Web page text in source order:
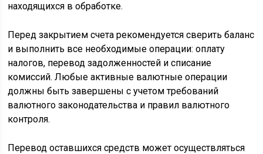
находящихся в обработке.
Перед закрытием счета рекомендуется сверить баланс
и выполнить все необходимые операции: оплату
налогов, перевод задолженностей и списание
комиссий. Любые активные валютные операции
должны быть завершены с учетом требований
валютного законодательства и правил валютного
контроля.
Перевод оставшихся средств может осуществляться